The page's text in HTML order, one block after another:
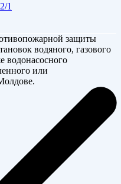
1
защиты
водяного, газового
водонасосного
или